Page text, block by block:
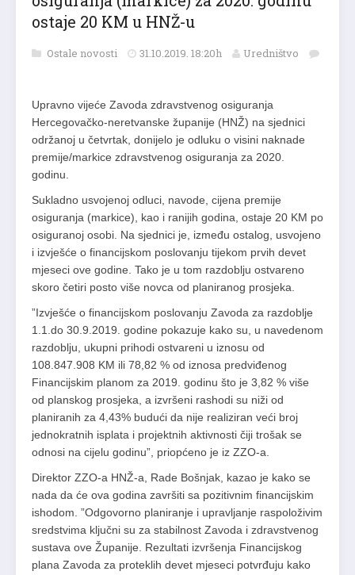
ostaje 20 KM u HNŽ-u
Ostale novosti 31.10.2019. 18:20h Uredništvo
Upravno vijeće Zavoda zdravstvenog osiguranja
Hercegovačko-neretvanske županije (HNŽ) na sjednici
održanoj u četvrtak, donijelo je odluku o visini naknade
premije/markice zdravstvenog osiguranja za 2020.
godinu.
Sukladno usvojenoj odluci, navode, cijena premije
osiguranja (markice), kao i ranijih godina, ostaje 20 KM po
osiguranoj osobi. Na sjednici je, između ostalog, usvojeno
i izvješće o financijskom poslovanju tijekom prvih devet
mjeseci ove godine. Tako je u tom razdoblju ostvareno
skoro četiri posto više novca od planiranog prosjeka.
”Izvješće o financijskom poslovanju Zavoda za razdoblje
1.1.do 30.9.2019. godine pokazuje kako su, u navedenom
razdoblju, ukupni prihodi ostvareni u iznosu od
108.847.908 KM ili 78,82 % od iznosa predviđenog
Financijskim planom za 2019. godinu što je 3,82 % više
od planskog prosjeka, a izvršeni rashodi su niži od
planiranih za 4,43% budući da nije realiziran veći broj
jednokratnih isplata i projektnih aktivnosti čiji trošak se
odnosi na cijelu godinu”, priopćeno je iz ZZO-a.
Direktor ZZO-a HNŽ-a, Rade Bošnjak, kazao je kako se
nada da će ova godina završiti sa pozitivnim financijskim
ishodom. ”Odgovorno planiranje i upravljanje raspoloživim
sredstvima ključni su za stabilnost Zavoda i zdravstvenog
sustava ove Županije. Rezultati izvršenja Financijskog
plana Zavoda za proteklih devet mjeseci potvrđuju kako